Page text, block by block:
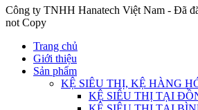
Công ty TNHH Hanatech Việt Nam - Đã
not Copy
Trang chủ
Giới thiệu
Sản phẩm
KỆ SIÊU THỊ, KỆ HÀNG
KỆ SIÊU THỊ TẠI